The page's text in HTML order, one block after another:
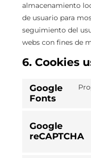
almacenamiento
de usuario para
seguimiento del
webs con fines de
6. Cookies
Google
Fonts
Google
reCAPTCHA